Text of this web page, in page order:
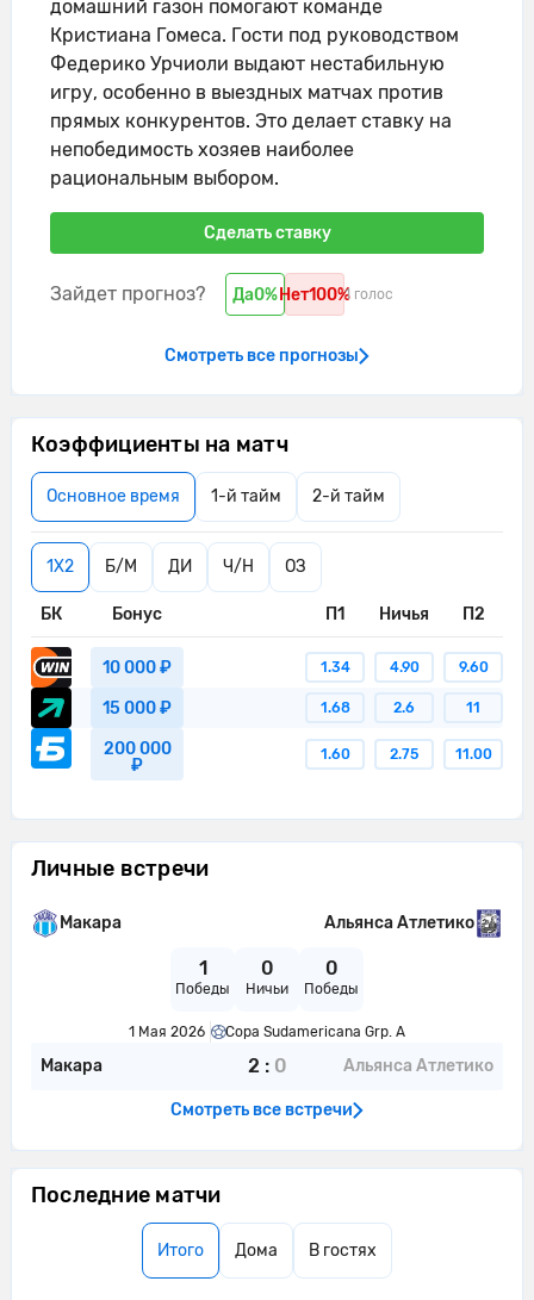
домашний газон помогают команде
Кристиана Гомеса. Гости под руководством
Федерико Урчиоли выдают нестабильную
игру, особенно в выездных матчах против
прямых конкурентов. Это делает ставку на
непобедимость хозяев наиболее
рациональным выбором.
Сделать ставку
Зайдет прогноз? Да0% Нет100%1 голос
Смотреть все прогнозы
Коэффициенты на матч
Основное время 1-й тайм 2-й тайм
1X2 Б/М ДИ Ч/Н ОЗ
БК Бонус П1 Ничья П2
10 000 ₽ 1.34 4.90 9.60
15 000 ₽ 1.68 2.6 11
200 000
₽
1.60 2.75 11.00
Личные встречи
Макара
1
Победы
0
Ничьи
0
Победы
Альянса Атлетико
1 Мая 2026 Copa Sudamericana Grp. A
Макара 2: 0 Альянса Атлетико
Смотреть все встречи
Последние матчи
Итого Дома В гостях